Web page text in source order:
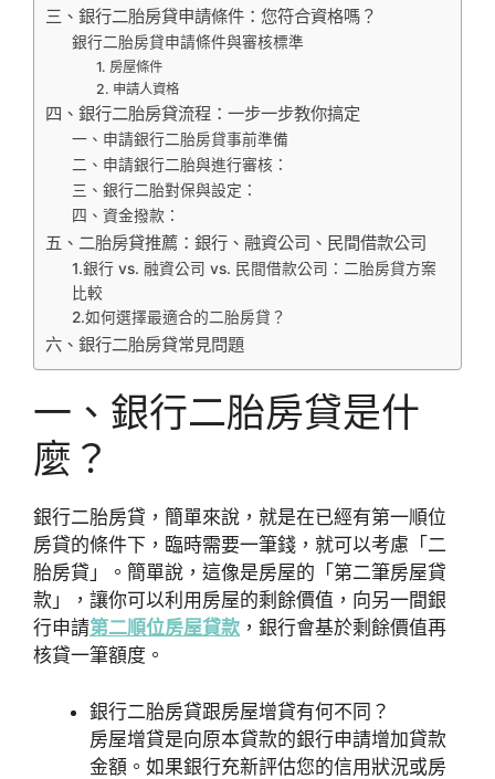
三、銀行二胎房貸申請條件：您符合資格嗎？
銀行二胎房貸申請條件與審核標準
1. 房屋條件
2. 申請人資格
四、銀行二胎房貸流程：一步一步教你搞定
一、申請銀行二胎房貸事前準備
二、申請銀行二胎與進行審核：
三、銀行二胎對保與設定：
四、資金撥款：
五、二胎房貸推薦：銀行、融資公司、民間借款公司
1.銀行 vs. 融資公司 vs. 民間借款公司：二胎房貸方案
比較
2.如何選擇最適合的二胎房貸？
六、銀行二胎房貸常見問題
一、銀行二胎房貸是什
麼？
銀行二胎房貸，簡單來說，就是在已經有第一順位
房貸的條件下，臨時需要一筆錢，就可以考慮「二
胎房貸」。簡單說，這像是房屋的「第二筆房屋貸
款」，讓你可以利用房屋的剩餘價值，向另一間銀
行申請第二順位房屋貸款 ，銀行會基於剩餘價值再
核貸一筆額度。
銀行二胎房貸跟房屋增貸有何不同？
房屋增貸是向原本貸款的銀行申請增加貸款
金額。如果銀行充新評估您的信用狀況或房